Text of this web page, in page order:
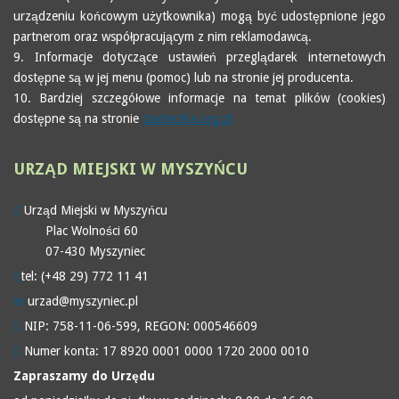
urządzeniu końcowym użytkownika) mogą być udostępnione jego
partnerom oraz współpracującym z nim reklamodawcą.
9. Informacje dotyczące ustawień przeglądarek internetowych
dostępne są w jej menu (pomoc) lub na stronie jej producenta.
10. Bardziej szczegółowe informacje na temat plików (cookies)
dostępne są na stronie ciasteczka.org.pl
URZĄD MIEJSKI W MYSZYŃCU
Urząd Miejski w Myszyńcu
Plac Wolności 60
07-430 Myszyniec
tel: (+48 29) 772 11 41
urzad@myszyniec.pl
NIP: 758-11-06-599, REGON: 000546609
Numer konta: 17 8920 0001 0000 1720 2000 0010
Zapraszamy do Urzędu